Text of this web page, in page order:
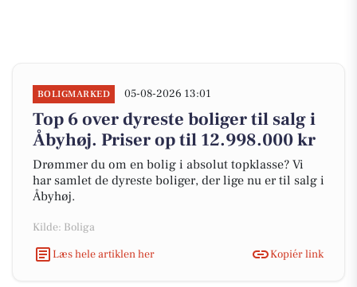
BOLIGMARKED 05-08-2026 13:01
Top 6 over dyreste boliger til salg i
Åbyhøj. Priser op til 12.998.000 kr
Drømmer du om en bolig i absolut topklasse? Vi
har samlet de dyreste boliger, der lige nu er til salg i
Åbyhøj.
Kilde: Boliga
Læs hele artiklen her
Kopiér link